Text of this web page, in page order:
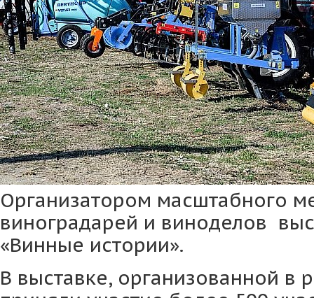
Организатором масштабного
виноградарей и виноделов
«Винные истории».
В выставке, организованной в